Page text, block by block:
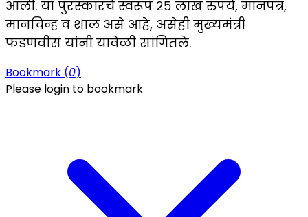
आली. या पुरस्कारचे स्वरूप २५ लाख रुपये, मानपत्र,
मानचिन्ह व शाल असे आहे, असेही मुख्यमंत्री
फडणवीस यांनी यावेळी सांगितले.
Bookmark (0)
Please login to bookmark